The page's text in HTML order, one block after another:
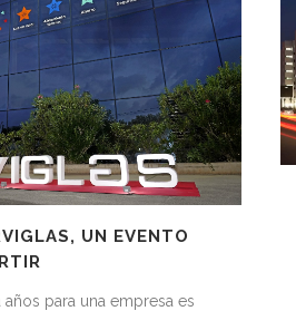
UN EVENTO
para una empresa es